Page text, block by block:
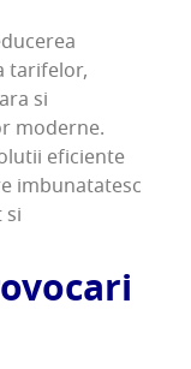
tarifelor,
si
moderne.
eficiente
imbunatatesc
si